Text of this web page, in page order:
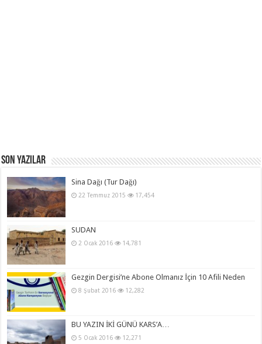
Son Yazılar
Sina Dağı (Tur Dağı)
22 Temmuz 2015 17,454
SUDAN
2 Ocak 2016 14,781
Gezgin Dergisi’ne Abone Olmanız İçin 10 Afili Neden
8 Şubat 2016 12,282
BU YAZIN İKİ GÜNÜ KARS’A…
5 Ocak 2016 12,271